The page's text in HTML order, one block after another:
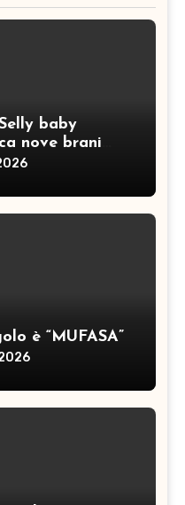
baby
nove brani
è “MUFASA”